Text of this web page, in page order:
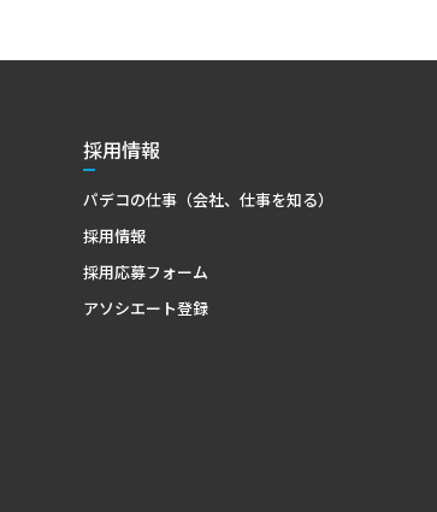
採用情報
パデコの仕事（会社、仕事を知る）
採用情報
採用応募フォーム
アソシエート登録